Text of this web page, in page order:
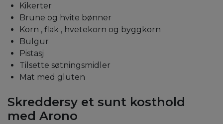
Kikerter
Brune og hvite bønner
Korn , flak , hvetekorn og byggkorn
Bulgur
Pistasj
Tilsette søtningsmidler
Mat med gluten
Skreddersy et sunt kosthold
med Arono